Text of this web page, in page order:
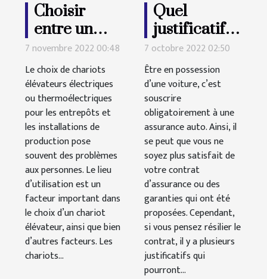
Choisir
entre un
chariot
électrique
ou un
chariot
thermique
7 novembre 2022 00:48
Le choix de chariots
élévateurs électriques
ou thermoélectriques
pour les entrepôts et
les installations de
production pose
souvent des problèmes
aux personnes. Le lieu
d’utilisation est un
facteur important dans
le choix d’un chariot
élévateur, ainsi que bien
d’autres facteurs. Les
chariots...
Quel
justificatif
pour résilier
une
assurance
auto ?
7 octobre 2022 02:50
Être en possession
d’une voiture, c’est
souscrire
obligatoirement à une
assurance auto. Ainsi, il
se peut que vous ne
soyez plus satisfait de
votre contrat
d’assurance ou des
garanties qui ont été
proposées. Cependant,
si vous pensez résilier le
contrat, il y a plusieurs
justificatifs qui
pourront...